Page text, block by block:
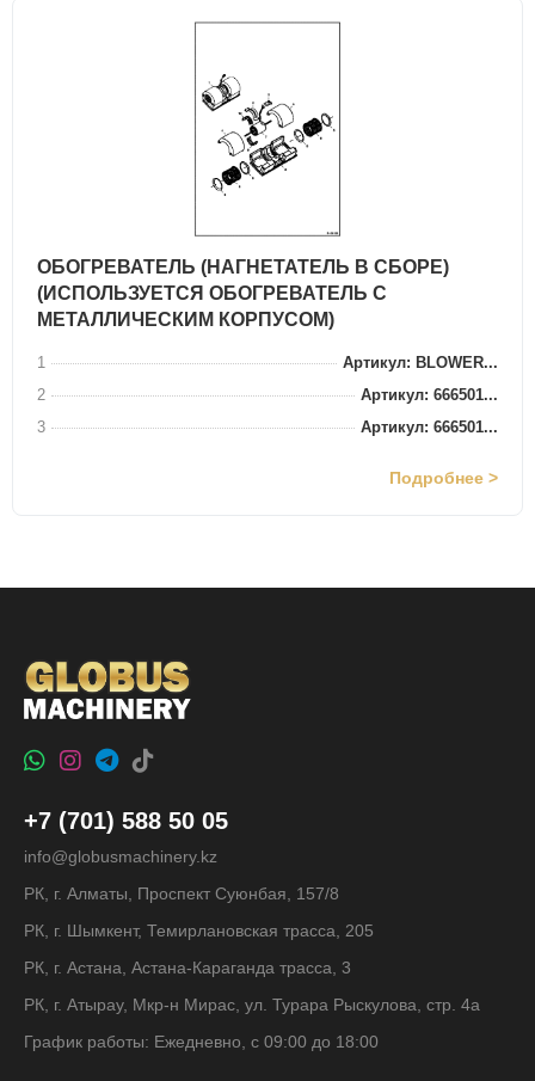
ОБОГРЕВАТЕЛЬ (НАГНЕТАТЕЛЬ В СБОРЕ)
(ИСПОЛЬЗУЕТСЯ ОБОГРЕВАТЕЛЬ С
МЕТАЛЛИЧЕСКИМ КОРПУСОМ)
1
Артикул: BLOWER...
2
Артикул: 666501...
3
Артикул: 666501...
Подробнее >
+7 (701) 588 50 05
info@globusmachinery.kz
РК, г. Алматы, Проспект Суюнбая, 157/8
РК, г. Шымкент, Темирлановская трасса, 205
РК, г. Астана, Астана-Караганда трасса, 3
РК, г. Атырау, Мкр-н Мирас, ул. Турара Рыскулова, стр. 4а
График работы: Ежедневно, с 09:00 до 18:00